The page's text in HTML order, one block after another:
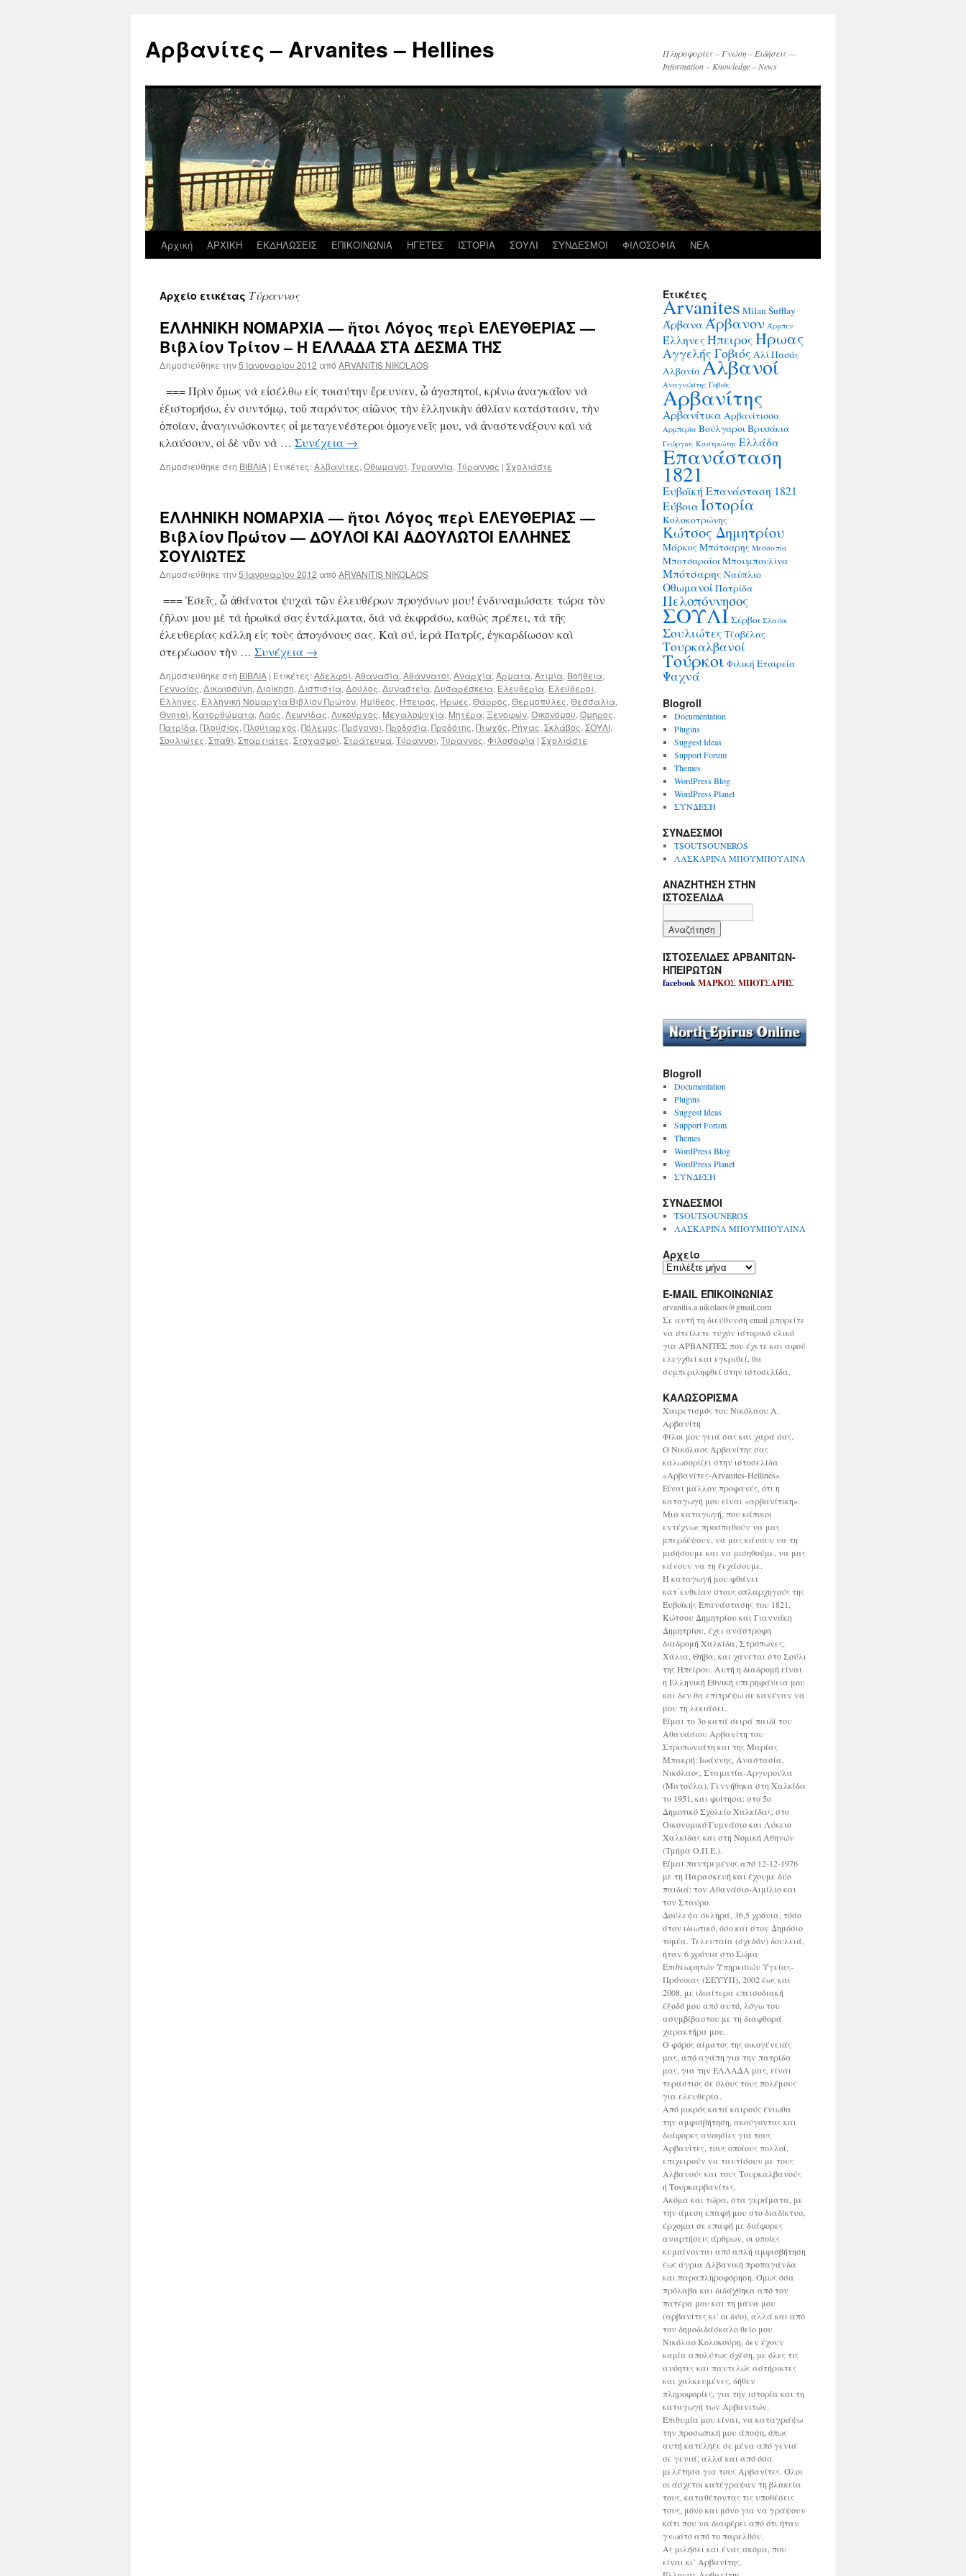
περιεχόμενο
Αρβανίτες – Arvanites – Hellines
Πληροφορίες – Γνώση – Ειδήσεις —
Information – Knowledge – News
Αρχική ΑΡΧΙΚΗ ΕΚΔΗΛΩΣΕΙΣ ΕΠΙΚΟΙΝΩΝΙΑ ΗΓΕΤΕΣ ΙΣΤΟΡΙΑ ΣΟΥΛΙ ΣΥΝΔΕΣΜΟΙ ΦΙΛΟΣΟΦΙΑ ΝΕΑ
Αρχείο ετικέτας Τύραννος
ΕΛΛΗΝΙΚΗ ΝΟΜΑΡΧΙΑ — ἤτοι Λόγος περὶ ΕΛΕΥΘΕΡΙΑΣ —
Βιβλίον Τρίτον – Η ΕΛΛΑΔΑ ΣΤΑ ΔΕΣΜΑ ΤΗΣ
Δημοσιεύθηκε την5 Ιανουαρίου 2012 από ARVANITIS NIKOLAOS
=== Πρὶν ὅμως νὰ εἰσέλθω εἰς τοιαύτην ἔρευναν, ὦ ἀγαπητοί, κρίνω ἀναγκαῖον νὰ
ἐξιστορήσω, ἐν συντόμῳ, τοῦ παρόντος αἰῶνος τὴν ἑλληνικὴν ἀθλίαν κατάστασιν, τὴν
ὁποίαν, ἀναγινώσκοντες οἱ μεταγενέστεροι ὁμογενεῖς μου, νὰ ἀναστενάξουν καὶ νὰ
κλαύσουν, οἱ δὲ νῦν νὰ … Συνέχεια →
Δημοσιεύθηκε στη ΒΙΒΛΙΑ | Ετικέτες:Αλβανίτες, Οθωμανοί, Τυραννία, Τύραννος | Σχολιάστε
ΕΛΛΗΝΙΚΗ ΝΟΜΑΡΧΙΑ — ἤτοι Λόγος περὶ ΕΛΕΥΘΕΡΙΑΣ —
Βιβλίον Πρώτον — ΔΟΥΛΟΙ ΚΑΙ ΑΔΟΥΛΩΤΟΙ ΕΛΛΗΝΕΣ
ΣΟΥΛΙΩΤΕΣ
Δημοσιεύθηκε την5 Ιανουαρίου 2012 από ARVANITIS NIKOLAOS
=== Ἐσεῖς, ὦ ἀθάνατοι ψυχαὶ τῶν ἐλευθέρων προγόνων μου! ἐνδυναμώσατε τώρα τὸν
ζῆλον μου μὲ τὰ ἡρωϊκά σας ἐντάλματα, διὰ νὰ ἐκφράσω, καθὼς πρέπει, τὰ τῆς
ἐλευθερίας κάλλη εἰς τοὺς ἀπογόνους σας. Καὶ σύ, ἱερὰ Πατρίς, ἐγκαρδίωσον καὶ
στερέωσον τὴν … Συνέχεια →
Δημοσιεύθηκε στη ΒΙΒΛΙΑ | Ετικέτες:Αδελφοί, Αθανασία, Αθάννατοι, Αναρχία, Άρματα, Ατιμία, Βοήθεια,
Γενναίος, Δικαιοσύνη, Διοίκηση, Δισπιστία, Δούλος, Δυναστεία, Δυσαρέσκεια, Ελευθερία, Ελεύθεροι,
Έλληνες, Ελληνική Νομαρχία Βιβλίον Πρώτον, Ημίθεος, Ήπειρος, Ήρωες, Θάρρος, Θερμοπύλες, Θεσσαλία,
Θνητοί, Κατορθώματα, Λαός, Λεωνίδας, Λυκούργος, Μεγαλοψυχία, Μητέρα, Ξενοφών, Οικονόμου, Όμηρος,
Πατρίδα, Πλούσιος, Πλούταρχος, Πόλεμος, Πρόγονοι, Προδοσία, Προδότης, Πτωχός, Ρήγας, Σκλάβος, ΣΟΥΛΙ,
Σουλιώτες, Σπαθί, Σπαρτιάτες, Στοχασμοί, Στράτευμα, Τύραννοι, Τύραννος, Φιλοσοφία | Σχολιάστε
Ετικέτες
Arvanites Milan Šufflay
Άρβανα Άρβανον Άρμπεν
Έλληνες ΉπειροςΉρωας
Αγγελής Γοβιός Αλί Πασάς
ΑλβανίαΑλβανοί
Αναγνώστης Γοβιός
Αρβανίτης
Αρβανίτικα Αρβανίτισσα
Αρμπερία ΒούλγαροιΒρυσάκια
Γεώργιος Καστριώτης Ελλάδα
Επανάσταση
1821
Ευβοϊκή Επανάσταση 1821
Εύβοια Ιστορία
Κολοκοτρώνης
Κώτσος Δημητρίου
Μάρκος Μπότσαρης Μεσσαπία
ΜποτσαραίοιΜπουμπουλίνα
Μπότσαρης Ναύπλιο
ΟθωμανοίΠατρίδα
Πελοπόννησος
ΣΟΥΛΙ Σέρβοι Σλαύοι
Σουλιώτες Τζαβέλας
Τουρκαλβανοί
Τούρκοι Φιλική Εταιρεία
Ψαχνά
Blogroll
Documentation
Plugins
Suggest Ideas
Support Forum
Themes
WordPress Blog
WordPress Planet
ΣΥΝΔΕΣΗ
ΣΥΝΔΕΣΜΟΙ
TSOUTSOUNEROS
ΛΑΣΚΑΡΙΝΑ ΜΠΟΥΜΠΟΥΛΙΝΑ
ΑΝΑΖΗΤΗΣΗ ΣΤΗΝ
ΙΣΤΟΣΕΛΙΔΑ
ΙΣΤΟΣΕΛΙΔΕΣ ΑΡΒΑΝΙΤΩΝ-
ΗΠΕΙΡΩΤΩΝ
facebookΜΑΡΚΟΣ ΜΠΟΤΣΑΡΗΣ
Blogroll
Documentation
Plugins
Suggest Ideas
Support Forum
Themes
WordPress Blog
WordPress Planet
ΣΥΝΔΕΣΗ
ΣΥΝΔΕΣΜΟΙ
TSOUTSOUNEROS
ΛΑΣΚΑΡΙΝΑ ΜΠΟΥΜΠΟΥΛΙΝΑ
Αρχείο
Α
χ
ε
ί
ο
E-MAIL ΕΠΙΚΟΙΝΩΝΙΑΣ
arvanitis.a.nikolaos@gmail.com
Σε αυτή τη διεύθυνση email μπορείτε
να στείλετε τυχόν ιστορικό υλικό
για ΑΡΒΑΝΙΤΕΣ που έχετε και αφού
ελεγχθεί και εγκριθεί, θα
συμπεριληφθεί στην ιστοσελίδα.
ΚΑΛΩΣΟΡΙΣΜΑ
Χαιρετισμός του Νικόλαου Α.
Αρβανίτη
Φίλοι μου γειά σας και χαρά σας.
Ο Νικόλαος Αρβανίτης σας
καλωσορίζει στην ιστοσελίδα
«Αρβανίτες-Arvanites-Hellines».
Είναι μάλλον προφανές, ότι η
καταγωγή μου είναι «αρβανίτικη».
Μια καταγωγή, που κάποιοι
εντέχνως προσπαθούν να μας
μπερδέψουν, να μας κάνουν να τη
μισήσουμε και να μισηθούμε, να μας
κάνουν να τη ξεχάσουμε.
Η καταγωγή μου φθάνει
κατ΄ευθείαν στους οπλαρχηγούς της
Ευβοϊκής Επανάστασης του 1821,
Κώτσου Δημητρίου και Γιαννάκη
Δημητρίου, έχει ανάστροφη
διαδρομή Χαλκίδα, Στρόπωνες,
Χάλια, Θήβα, και χάνεται στο Σούλι
της Ηπείρου. Αυτή η διαδρομή είναι
η Ελληνική Εθνική υπερηφάνεια μου
και δεν θα επιτρέψω σε κανέναν να
μου τη λεκιάσει.
Είμαι το 3ο κατά σειρά παιδί του
Αθανάσιου Αρβανίτη του
Στροπωνιάτη και της Μαρίας
Μπακρή: Ιωάννης, Αναστασία,
Νικόλαος, Σταματία-Αργυρούλα
(Ματούλα). Γεννήθηκα στη Χαλκίδα
το 1951, και φοίτησα: στο 5ο
Δημοτικό Σχολείο Χαλκίδας, στο
Οικονομικό Γυμνάσιο και Λύκειο
Χαλκίδας και στη Νομική Αθηνών
(Τμήμα Ο.Π.Ε.).
Είμαι παντρεμένος από 12-12-1976
με τη Παρασκευή και έχουμε δύο
παιδιά: τον Αθανάσιο-Αιμίλιο και
τον Σταύρο.
Δούλεψα σκληρά, 36,5 χρόνια, τόσο
στον ιδιωτικό, όσο και στον Δημόσιο
τομέα. Τελευταία (σχεδόν) δουλειά,
ήταν 6 χρόνια στο Σώμα
Επιθεωρητών Υπηρεσιών Υγείας-
Πρόνοιας (ΣΕΥΥΠ), 2002 έως και
2008, με ιδιαίτερα επεισοδιακή
έξοδό μου από αυτό, λόγω του
ασυμβίβαστου με τη διαφθορά
χαρακτήρα μου.
Ο φόρος αίματος της οικογένειάς
μας, από αγάπη για την πατρίδα
μας, για την ΕΛΛΑΔΑ μας, είναι
τεράστιος σε όλους τους πολέμους
για ελευθερία.
Από μικρός κατά καιρούς ένιωθα
την αμφισβήτηση, ακούγοντας και
διάφορες ανοησίες για τους
Αρβανίτες, τους οποίους πολλοί,
επιχειρούν να ταυτίσουν με τους
Αλβανούς και τους Τουρκαλβανούς
ή Τουρκαρβανίτες.
Ακόμα και τώρα, στα γεράματα, με
την άμεση επαφή μου στο διαδίκτυο,
έρχομαι σε επαφή με διάφορες
αναρτήσεις άρθρων, οι οποίες
κυμαίνονται από απλή αμφισβήτηση
έως άγρια Αλβανική προπαγάνδα
και παραπληροφόρηση. Όμως όσα
πρόλαβα και διδάχθηκα από τον
πατέρα μου και τη μάνα μου
(αρβανίτες κι’ οι δύο), αλλά και από
τον δημοδιδάσκαλο θείο μου
Νικόλαο Κολοκούρη, δεν έχουν
καμία απολύτως σχέση, με όλες τις
ανόητες και παντελώς αστήρικτες
και χαλκευμένες, δήθεν
πληροφορίες, για την ιστορία και τη
καταγωγή των Αρβανιτών.
Επιθυμία μου είναι, να καταγράψω
την προσωπική μου άποψη, όπως
αυτή κατέληξε σε μένα από γενιά
σε γενιά, αλλά και από όσα
μελέτησα για τους Αρβανίτες. Όλοι
οι άσχετοι κατέγραψαν τη βλακεία
τους, καταθέτοντας τις υποθέσεις
τους, μόνο και μόνο για να γράψουν
κάτι που να διαφέρει από ότι ήταν
γνωστό από το παρελθόν.
Ας μιλήσει και ένας ακόμα, που
είναι κι’ Αρβανίτης.